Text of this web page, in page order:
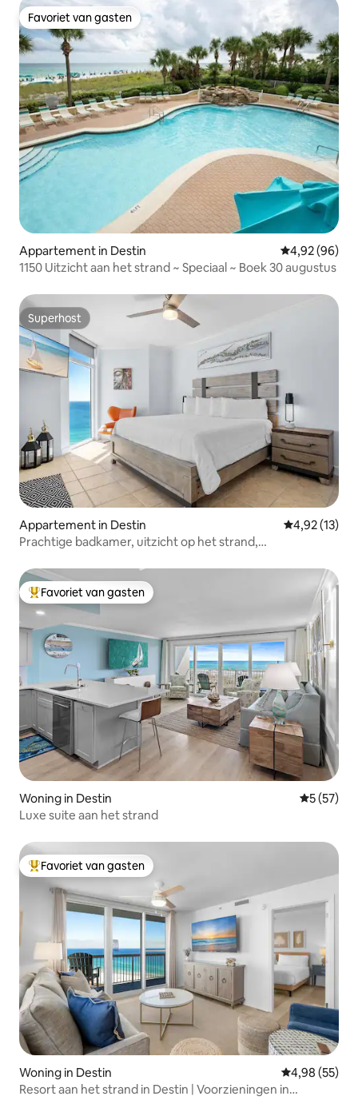
Favoriet van gasten
Favoriet van gasten
Appartement in Destin Gemiddelde
4,92 (96)
1150 Uitzicht aan het strand ~ Speciaal ~ Boek 30 augustus
Superhost
Superhost
Appartement in Destin Gemiddelde
4,92 (13)
Prachtige badkamer, uitzicht op het strand,
Topfavoriet van gasten
Favoriet van gasten
Woning in Destin
5 (57)
Luxe suite aan het strand
Topfavoriet van gasten
Favoriet van gasten
Woning in Destin Gemiddelde
4,98 (55)
Resort aan het strand in Destin | Voorzieningen in